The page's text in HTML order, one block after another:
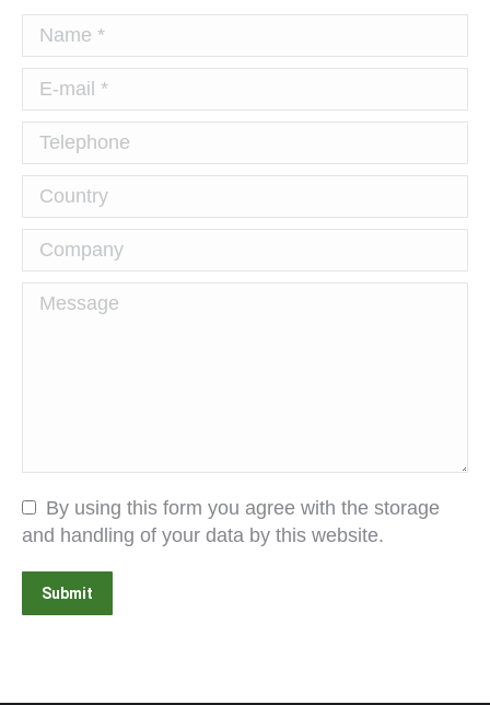
Name *
E-mail *
Telephone
Country
Company
Message
By using this form you agree with the storage
and handling of your data by this website.
Submit